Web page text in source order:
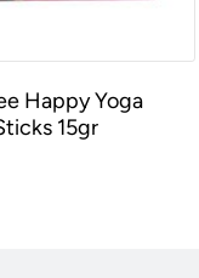
Happy Yoga
15gr